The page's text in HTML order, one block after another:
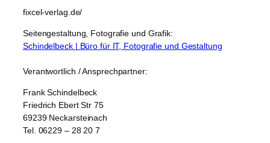
fixcel-verlag.de/
Seitengestaltung, Fotografie und Grafik:
Schindelbeck | Büro für IT, Fotografie und Gestaltung
Verantwortlich / Ansprechpartner:
Frank Schindelbeck
Friedrich Ebert Str 75
69239 Neckarsteinach
Tel. 06229 – 28 20 7